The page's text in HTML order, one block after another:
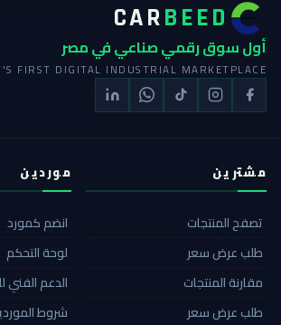
CARBEED
أول سوق رقمي صناعي في مصر
FIRST DIGITAL INDUSTRIAL MARKETPLACE
مشترين
تصفح المنتجات
طلب عرض سعر
مقارنة المنتجات
طلب عرض سعر
موردين
انضم كمورد
لوحة التحكم
الدعم الفني
شروط